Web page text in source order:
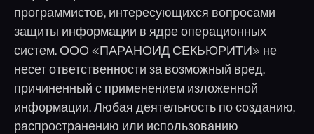
программистов, интересующихся вопросами
защиты информации в ядре операционных
систем. ООО «ПАРАНОИД СЕКЬЮРИТИ» не
несет ответственности за возможный вред,
причиненный с применением изложенной
информации. Любая деятельность по созданию,
распространению или использованию